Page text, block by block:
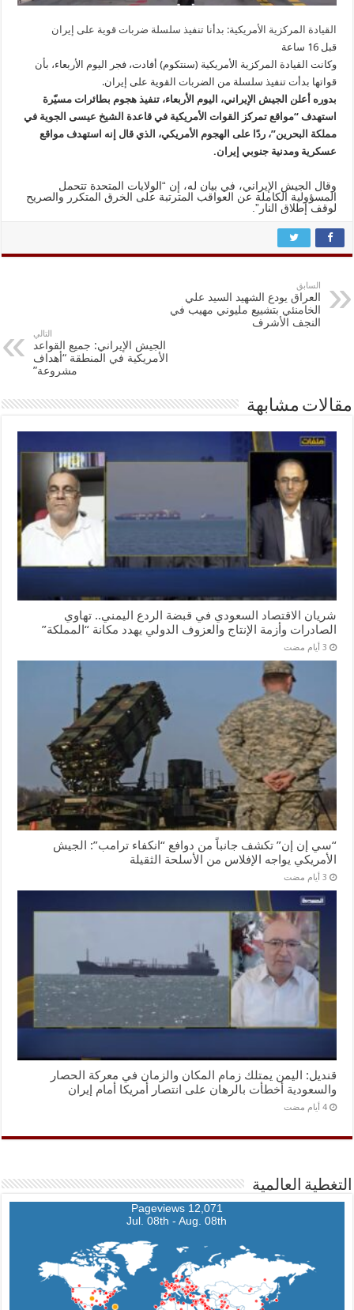
القيادة المركزية الأمريكية: بدأنا تنفيذ سلسلة ضربات قوية على إيران
قبل 16 ساعة
وكانت القيادة المركزية الأمريكية (سنتكوم) أفادت، فجر اليوم الأربعاء، بأن
قواتها بدأت تنفيذ سلسلة من الضربات القوية على إيران.
بدوره أعلن الجيش الإيراني، اليوم الأربعاء، تنفيذ هجوم بطائرات مسيّرة
استهدف “مواقع تمركز القوات الأمريكية في قاعدة الشيخ عيسى الجوية في
مملكة البحرين”، ردًا على الهجوم الأمريكي، الذي قال إنه استهدف مواقع
عسكرية ومدنية جنوبي إيران.
وقال الجيش الإيراني، في بيان له، إن “الولايات المتحدة تتحمل
المسؤولية الكاملة عن العواقب المترتبة على الخرق المتكرر والصريح
لوقف إطلاق النار”.
السابق
العراق يودع الشهيد السيد علي
الخامنئي بتشييع مليوني مهيب في
النجف الأشرف
التالي
الجيش الإيراني: جميع القواعد
الأمريكية في المنطقة “أهداف
مشروعة”
مقالات مشابهة
شريان الاقتصاد السعودي في قبضة الردع اليمني.. تهاوي
الصادرات وأزمة الإنتاج والعزوف الدولي يهدد مكانة “المملكة”
“سي إن إن” تكشف جانباً من دوافع “انكفاء ترامب”: الجيش
الأمريكي يواجه الإفلاس من الأسلحة الثقيلة
قنديل: اليمن يمتلك زمام المكان والزمان في معركة الحصار
والسعودية أخطأت بالرهان على انتصار أمريكا أمام إيران
‏4 أيام مضت
التغطية العالمية
12,071 Pageviews
Jul. 08th - Aug. 08th